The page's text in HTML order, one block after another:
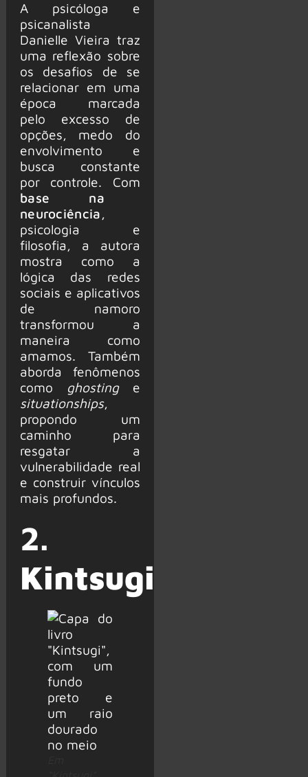
A psicóloga e
psicanalista
Danielle Vieira traz
uma reflexão sobre
os desafios de se
relacionar em uma
época marcada
pelo excesso de
opções, medo do
envolvimento e
busca constante
por controle. Com
base na
neurociência,
psicologia e
filosofia, a autora
mostra como a
lógica das redes
sociais e aplicativos
de namoro
transformou a
maneira como
amamos. Também
aborda fenômenos
como ghosting e
situationships,
propondo um
caminho para
resgatar a
vulnerabilidade real
e construir vínculos
mais profundos.
2.
Kintsugi